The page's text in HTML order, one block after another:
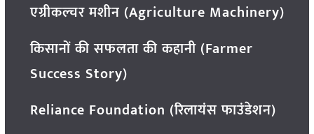
एग्रीकल्चर मशीन (Agriculture Machinery)
किसानों की सफलता की कहानी (Farmer
Success Story)
Reliance Foundation (रिलायंस फाउंडेशन)